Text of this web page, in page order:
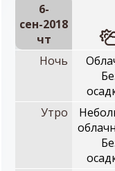
6-
сен-2018
чт
Ночь
Утро